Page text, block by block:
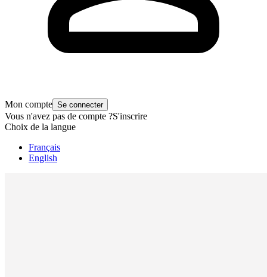
Mon compte Se connecter
Vous n'avez pas de compte ?S'inscrire
Choix de la langue
Français
English